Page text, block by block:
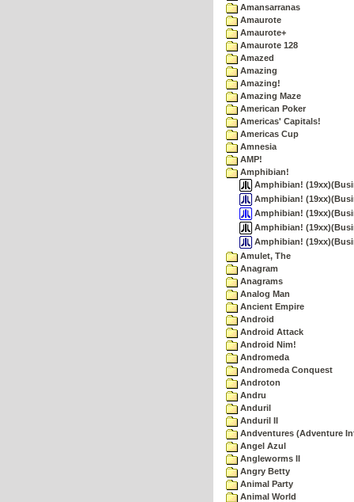
Amansarranas
Amaurote
Amaurote+
Amaurote 128
Amazed
Amazing
Amazing!
Amazing Maze
American Poker
Americas' Capitals!
Americas Cup
Amnesia
AMP!
Amphibian!
Amphibian!
Amphibian!
Amphibian!
Amphibian!
Amphibian!
Amulet, The
Anagram
Anagrams
Analog Man
Ancient Empire
Android
Android Attack
Android Nim!
Andromeda
Andromeda Conquest
Androton
Andru
Anduril
Anduril II
Andventures (Adventure
Angel Azul
Angleworms II
Angry Betty
Animal Party
Animal World